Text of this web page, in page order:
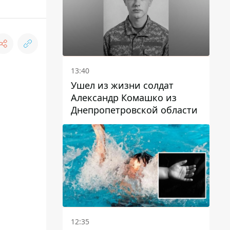
13:40
Ушел из жизни солдат
Александр Комашко из
Днепропетровской области
12:35